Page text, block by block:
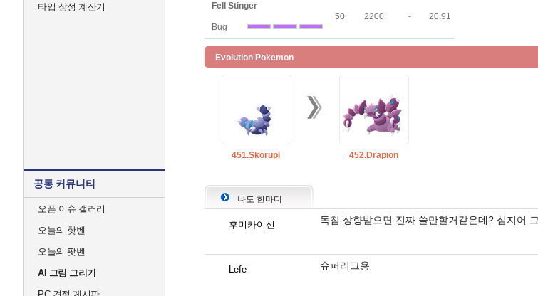
타입 상성 계산기
공통 커뮤니티
오픈 이슈 갤러리
오늘의 핫벤
오늘의 팟벤
AI 그림 그리기
Fell Stinger
Bug
50 2200 - 20.91
Evolution Pokemon
451.Skorupi 452.Drapion
나도 한마디
후미카여신 독침 상향받으면 진짜 쓸만할거같은데? 심지어
Lefe 슈퍼리그용